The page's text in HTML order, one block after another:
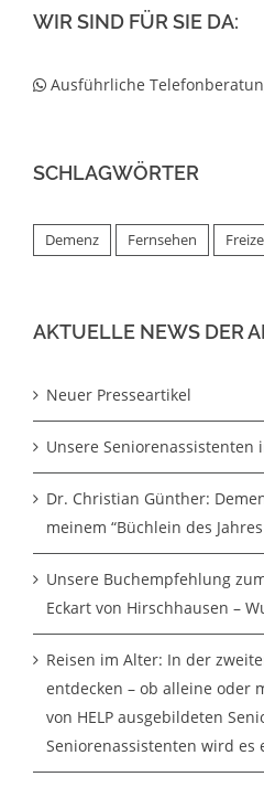
WIR SIND FÜR SIE DA:
Ausführliche
SCHLAGWÖRTER
Demenz Fernsehen
AKTUELLE NEWS DER
Neuer Presseartikel
Unsere Seniorenassistenten
Dr. Christian Günther:
meinem “Büchlein des Jahres
Unsere Buchempfehlung
Eckart von Hirschhausen –
Reisen im Alter: In der
entdecken – ob alleine oder
von HELP ausgebildeten
Seniorenassistenten wird es